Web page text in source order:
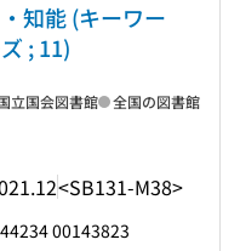
知能 (キーワー
; 11)
<SB131-M38>
立国会図書館 全国の図書館
00143823